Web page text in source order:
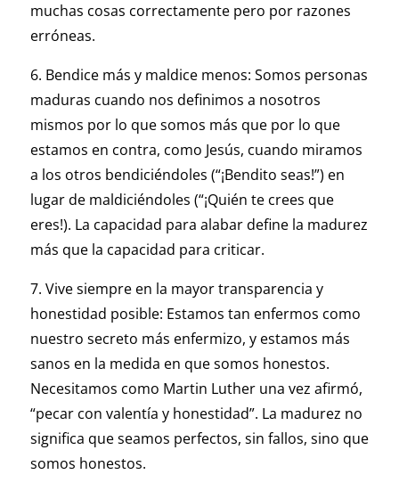
muchas cosas correctamente pero por razones
erróneas.
6. Bendice más y maldice menos: Somos personas
maduras cuando nos definimos a nosotros
mismos por lo que somos más que por lo que
estamos en contra, como Jesús, cuando miramos
a los otros bendiciéndoles (“¡Bendito seas!”) en
lugar de maldiciéndoles (“¡Quién te crees que
eres!). La capacidad para alabar define la madurez
más que la capacidad para criticar.
7. Vive siempre en la mayor transparencia y
honestidad posible: Estamos tan enfermos como
nuestro secreto más enfermizo, y estamos más
sanos en la medida en que somos honestos.
Necesitamos como Martin Luther una vez afirmó,
“pecar con valentía y honestidad”. La madurez no
significa que seamos perfectos, sin fallos, sino que
somos honestos.